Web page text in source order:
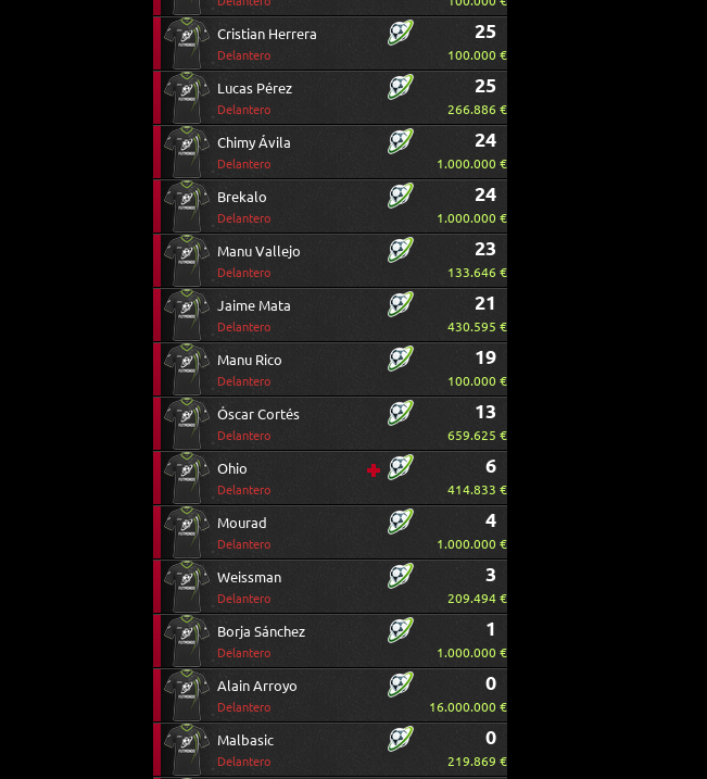
Cristian Herrera
Delantero
25
100.000 €
Lucas Pérez
Delantero
25
266.886 €
Chimy Ávila
Delantero
24
1.000.000 €
Brekalo
Delantero
24
1.000.000 €
Manu Vallejo
Delantero
23
133.646 €
Jaime Mata
Delantero
21
430.595 €
Manu Rico
Delantero
19
100.000 €
Óscar Cortés
Delantero
13
659.625 €
Ohio
Delantero
6
414.833 €
Mourad
Delantero
4
1.000.000 €
Weissman
Delantero
3
209.494 €
Borja Sánchez
Delantero
1
1.000.000 €
Alain Arroyo
Delantero
0
16.000.000 €
Malbasic
Delantero
0
219.869 €